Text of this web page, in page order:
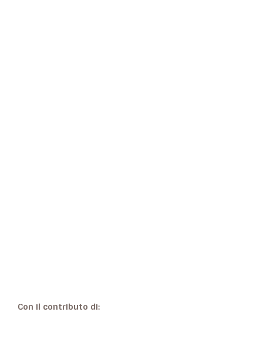
Con il contributo di: